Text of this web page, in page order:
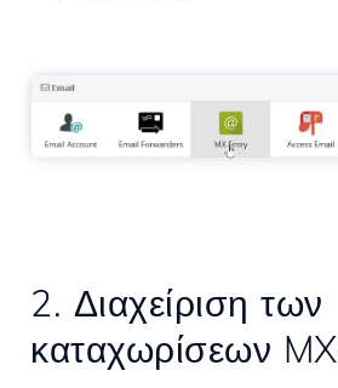
2. Διαχείριση των
καταχωρίσεων MX